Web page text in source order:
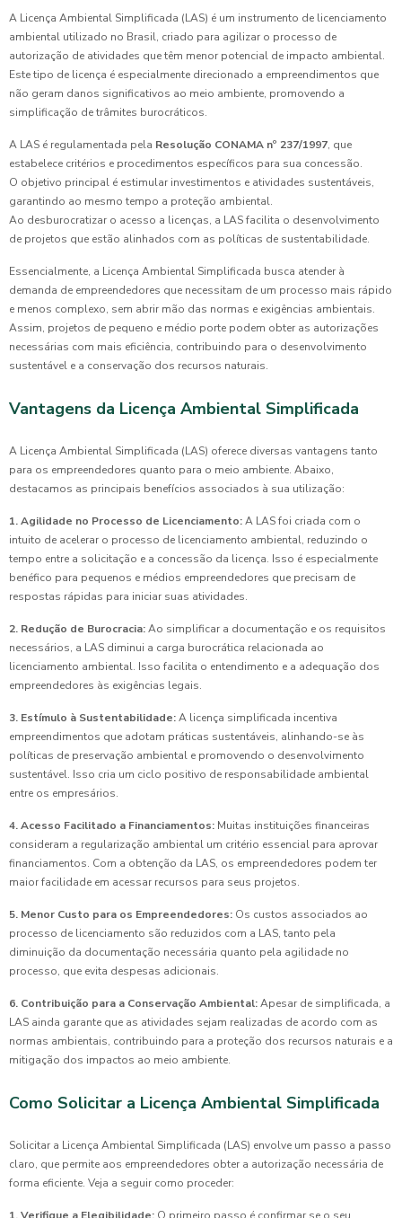
A Licença Ambiental Simplificada (LAS) é um instrumento de licenciamento
ambiental utilizado no Brasil, criado para agilizar o processo de
autorização de atividades que têm menor potencial de impacto ambiental.
Este tipo de licença é especialmente direcionado a empreendimentos que
não geram danos significativos ao meio ambiente, promovendo a
simplificação de trâmites burocráticos.
A LAS é regulamentada pela Resolução CONAMA nº 237/1997, que
estabelece critérios e procedimentos específicos para sua concessão.
O objetivo principal é estimular investimentos e atividades sustentáveis,
garantindo ao mesmo tempo a proteção ambiental.
Ao desburocratizar o acesso a licenças, a LAS facilita o desenvolvimento
de projetos que estão alinhados com as políticas de sustentabilidade.
Essencialmente, a Licença Ambiental Simplificada busca atender à
demanda de empreendedores que necessitam de um processo mais rápido
e menos complexo, sem abrir mão das normas e exigências ambientais.
Assim, projetos de pequeno e médio porte podem obter as autorizações
necessárias com mais eficiência, contribuindo para o desenvolvimento
sustentável e a conservação dos recursos naturais.
Vantagens da Licença Ambiental Simplificada
A Licença Ambiental Simplificada (LAS) oferece diversas vantagens tanto
para os empreendedores quanto para o meio ambiente. Abaixo,
destacamos as principais benefícios associados à sua utilização:
1. Agilidade no Processo de Licenciamento:A LAS foi criada com o
intuito de acelerar o processo de licenciamento ambiental, reduzindo o
tempo entre a solicitação e a concessão da licença. Isso é especialmente
benéfico para pequenos e médios empreendedores que precisam de
respostas rápidas para iniciar suas atividades.
2. Redução de Burocracia:Ao simplificar a documentação e os requisitos
necessários, a LAS diminui a carga burocrática relacionada ao
licenciamento ambiental. Isso facilita o entendimento e a adequação dos
empreendedores às exigências legais.
3. Estímulo à Sustentabilidade:A licença simplificada incentiva
empreendimentos que adotam práticas sustentáveis, alinhando-se às
políticas de preservação ambiental e promovendo o desenvolvimento
sustentável. Isso cria um ciclo positivo de responsabilidade ambiental
entre os empresários.
4. Acesso Facilitado a Financiamentos: Muitas instituições financeiras
consideram a regularização ambiental um critério essencial para aprovar
financiamentos. Com a obtenção da LAS, os empreendedores podem ter
maior facilidade em acessar recursos para seus projetos.
5. Menor Custo para os Empreendedores: Os custos associados ao
processo de licenciamento são reduzidos com a LAS, tanto pela
diminuição da documentação necessária quanto pela agilidade no
processo, que evita despesas adicionais.
6. Contribuição para a Conservação Ambiental:Apesar de simplificada, a
LAS ainda garante que as atividades sejam realizadas de acordo com as
normas ambientais, contribuindo para a proteção dos recursos naturais e a
mitigação dos impactos ao meio ambiente.
Como Solicitar a Licença Ambiental Simplificada
Solicitar a Licença Ambiental Simplificada (LAS) envolve um passo a passo
claro, que permite aos empreendedores obter a autorização necessária de
forma eficiente. Veja a seguir como proceder: